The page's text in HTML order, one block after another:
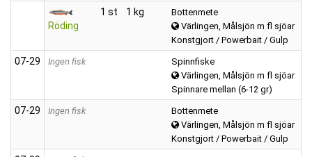
Röding
1 st 1 kg
Bottenmete
Värlingen, Målsjön m fl sjöar
Konstgjort / Powerbait / Gulp
07‑29 Ingen fisk
Spinnfiske
Värlingen, Målsjön m fl sjöar
Spinnare mellan (6-12 gr)
07‑29 Ingen fisk
Bottenmete
Värlingen, Målsjön m fl sjöar
Konstgjort / Powerbait / Gulp